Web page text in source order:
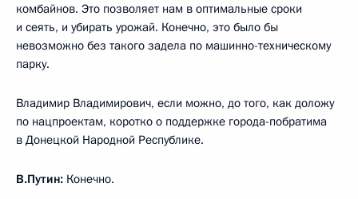
комбайнов. Это позволяет нам в оптимальные сроки
и сеять, и убирать урожай. Конечно, это было бы
невозможно без такого задела по машинно-техническому
парку.
Владимир Владимирович, если можно, до того, как доложу
по нацпроектам, коротко о поддержке города-побратима
в Донецкой Народной Республике.
В.Путин: Конечно.